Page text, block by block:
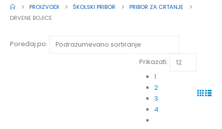
PROIZVODI ŠKOLSKI PRIBOR
PRIBOR ZA CRTANJE
DRVENE BOJICE
Poređaj po:
Prikazati:
1
2
3
4